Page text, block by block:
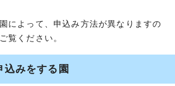
によって、申込み方法が異なりますの
覧ください。
込みをする園